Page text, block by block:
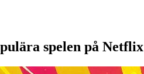
spelen på Netflix